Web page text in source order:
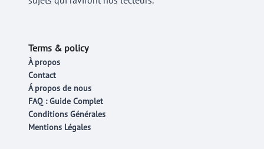
Terms & policy
À propos
Contact
Á propos de nous
FAQ : Guide Complet
Conditions Générales
Mentions Légales